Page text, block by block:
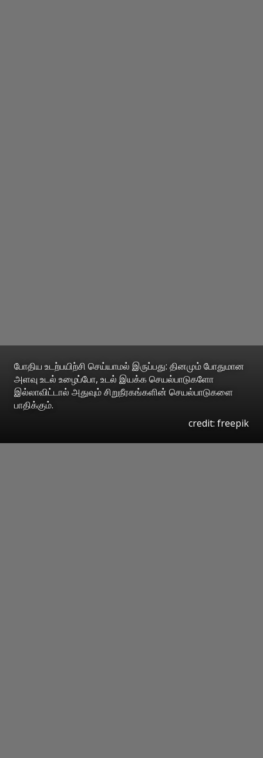
போதிய உடற்பயிற்சி செய்யாமல் இருப்பது: தினமும் போதுமான
அளவு உடல் உழைப்போ, உடல் இயக்க செயல்பாடுகளோ
இல்லாவிட்டால் அதுவும் சிறுநீரகங்களின் செயல்பாடுகளை
பாதிக்கும்.
credit: freepik